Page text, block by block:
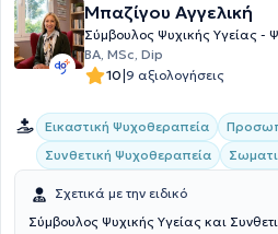
Μπαζίγου Αγγελική
Σύμβουλος Ψυχικής Υγείας -
BA, MSc, Dip
10|9 αξιολογήσεις
Εικαστική Ψυχοθεραπεία
Συνθετική Ψυχοθεραπεία
Σχετικά με την ειδικό
Σύμβουλος Ψυχικής Υγείας και